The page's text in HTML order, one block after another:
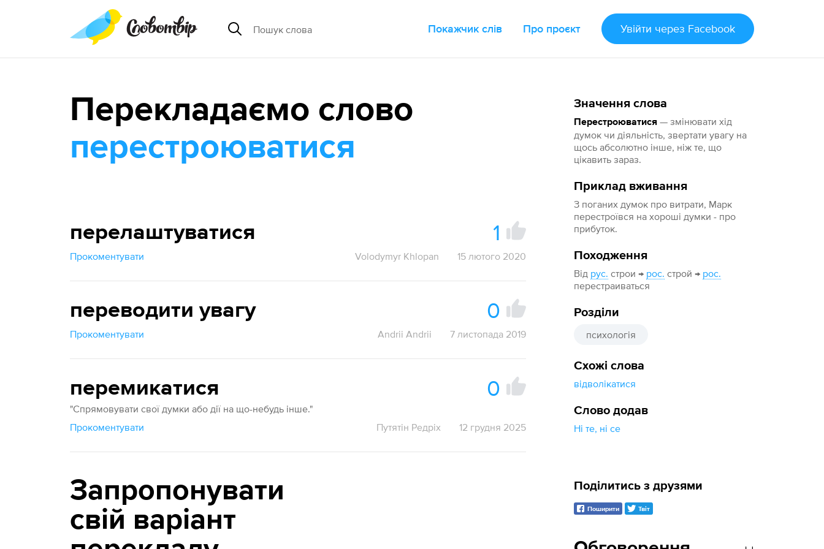
Покажчик слів Про проєкт Увійти через Facebook
Значення слова
Перестроюватися — змінювати хід
думок чи діяльність, звертати увагу на
щось абсолютно інше, ніж те, що
цікавить зараз.
Приклад вживання
З поганих думок про витрати, Марк
перестроївся на хороші думки - про
прибуток.
Походження
Від рус. строи → рос. строй → рос.
перестраиваться
Розділи
психологія
Схожі слова
відволікатися
Слово додав
Ні те, ні се
Перекладаємо слово
перестроюватися
перелаштуватися 1
Прокоментувати Volodymyr Khlopan 15 лютого 2020
переводити увагу 0
Прокоментувати Andrii Andrii 7 листопада 2019
перемикатися 0
"Спрямовувати свої думки або дії на що-небудь інше."
Прокоментувати
Путятін Редріх 12 грудня 2025
Запропонувати
свій варіант
Поділитись з друзями
Поширити Твіт